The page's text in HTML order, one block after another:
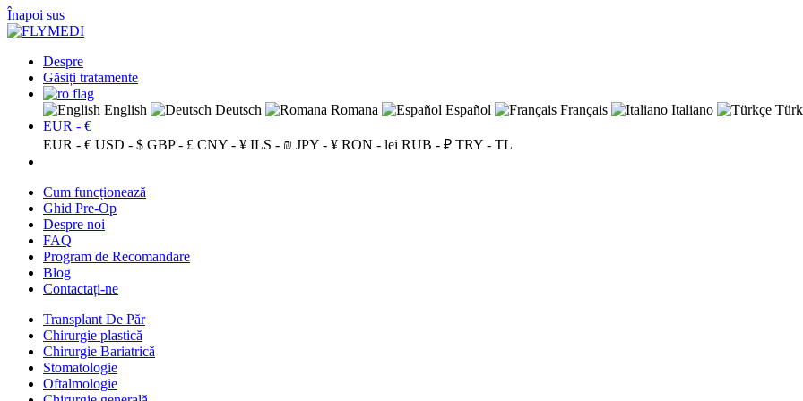
Înapoi sus
Despre
Găsiți tratamente
English Deutsch Romana Español Français Italiano
EUR - €
EUR - € USD - $ GBP - £ CNY - ¥ ILS - ₪ JPY - ¥ RON - lei RUB - ₽ TRY - TL
Cum funcționează
Ghid Pre-Op
Despre noi
FAQ
Program de Recomandare
Blog
Contactați-ne
Transplant De Păr
Chirurgie plastică
Chirurgie Bariatrică
Stomatologie
Oftalmologie